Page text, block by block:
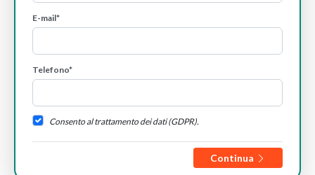
E-mail*
Telefono*
Consento al trattamento dei dati (GDPR).
Continua